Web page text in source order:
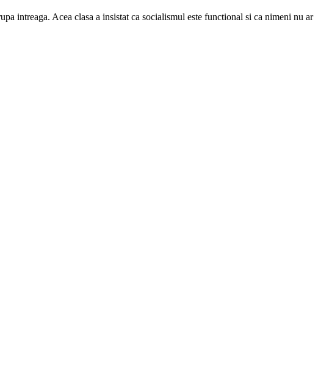
intreaga. Acea clasa a insistat ca socialismul este functional si ca nimeni nu ar